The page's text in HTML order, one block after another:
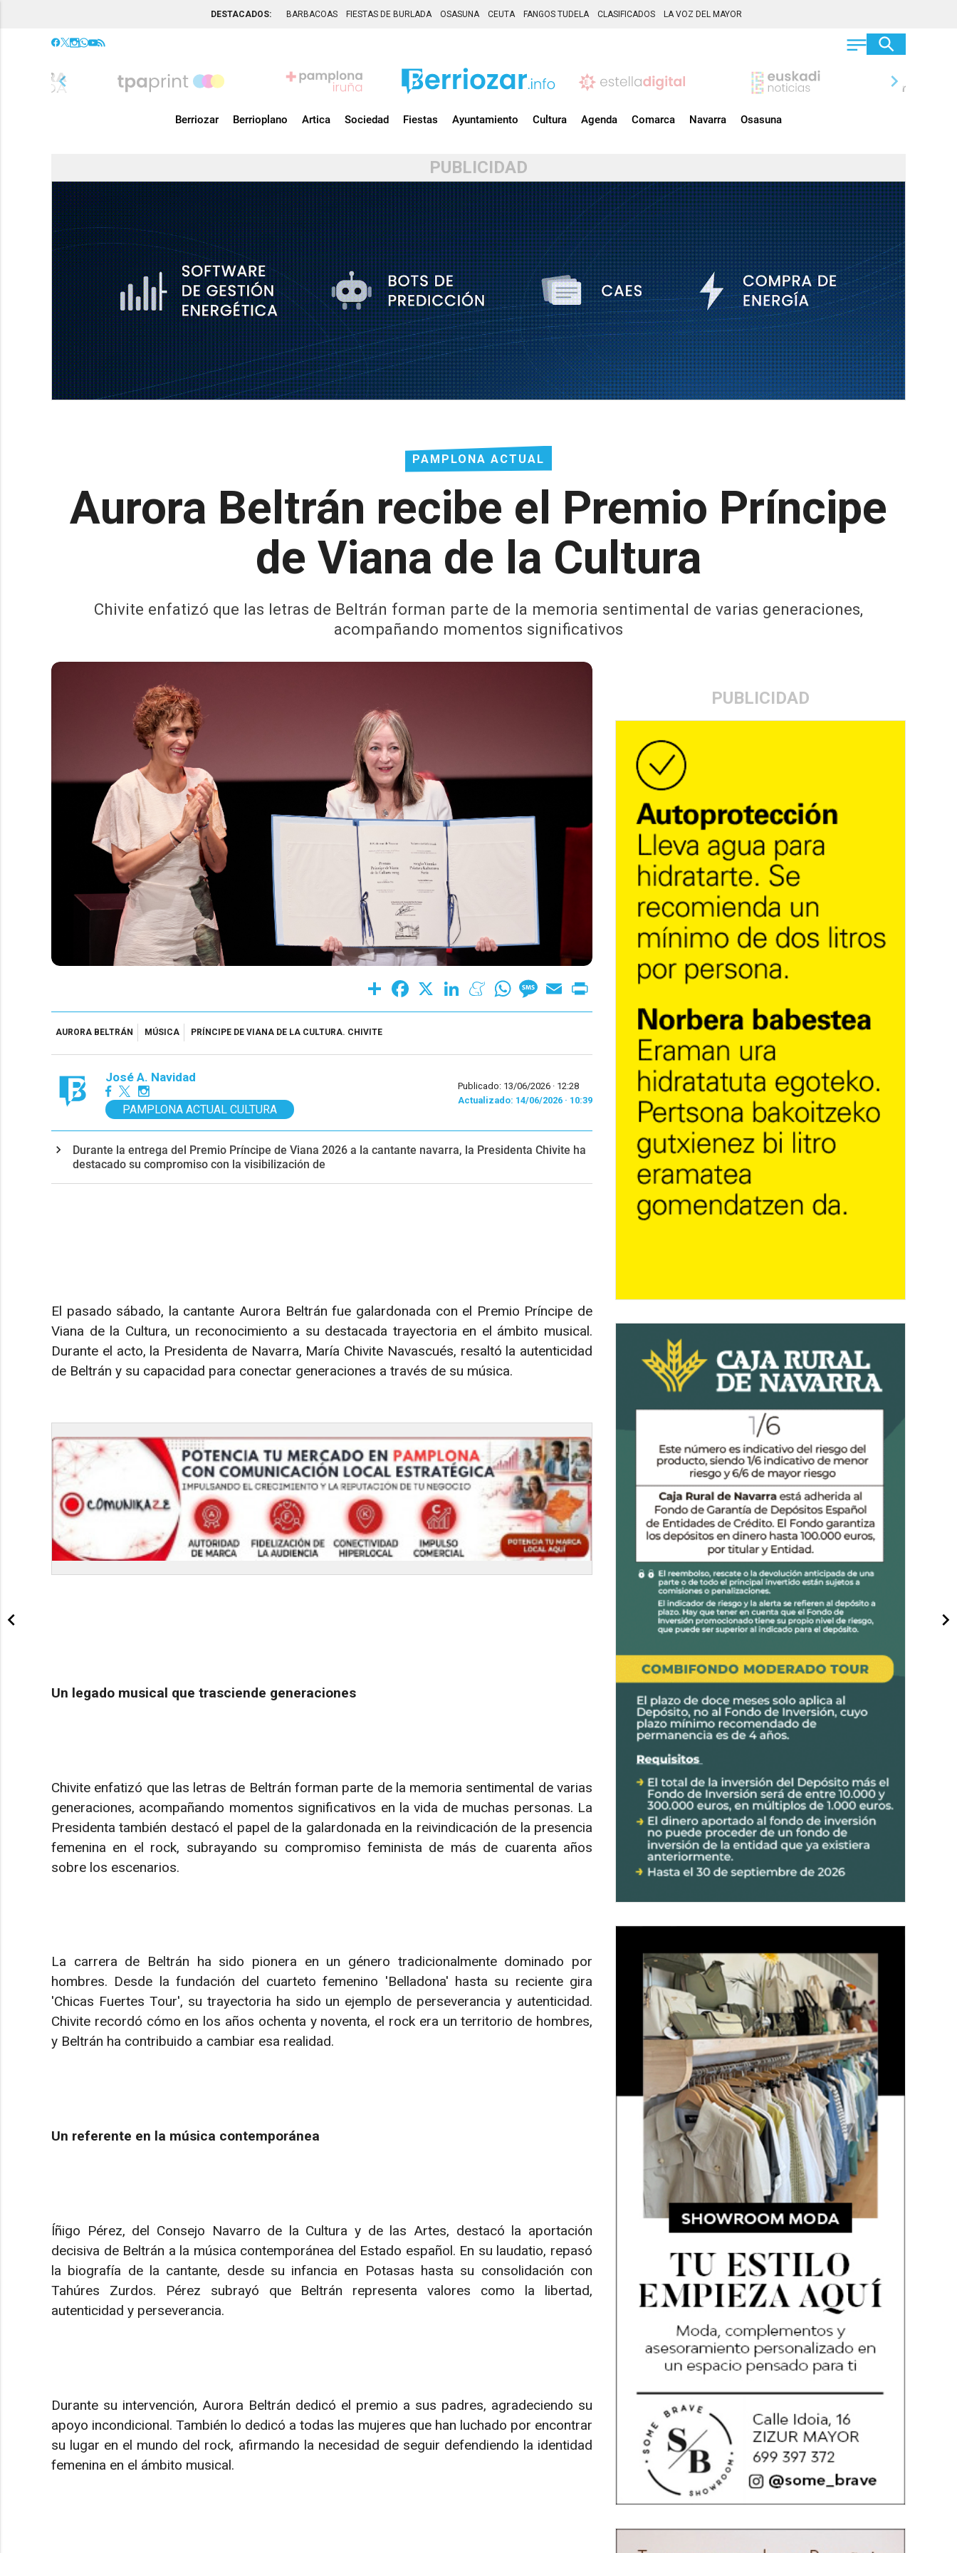
DESTACADOS: BARBACOAS FIESTAS DE BURLADA OSASUNA CEUTA FANGOS TUDELA CLASIFICADOS LA VOZ DEL MAYOR
chevron_left chevron_right
Berriozar Berrioplano Artica Sociedad Fiestas Ayuntamiento Cultura Agenda Comarca Navarra Osasuna
PUBLICIDAD
PAMPLONA ACTUAL
Aurora Beltrán recibe el Premio Príncipe
de Viana de la Cultura
Chivite enfatizó que las letras de Beltrán forman parte de la memoria sentimental de varias generaciones,
acompañando momentos significativos
PUBLICIDAD
Share Facebook LinkedInMeneameWhatsAppMessage
Email
AURORA BELTRÁN MÚSICA PRÍNCIPE DE VIANA DE LA CULTURA. CHIVITE
José A. Navidad
PAMPLONA ACTUAL CULTURA
Publicado: 13/06/2026 · 12:28
Actualizado: 14/06/2026 · 10:39
Durante la entrega del Premio Príncipe de Viana 2026 a la cantante navarra, la Presidenta Chivite ha
destacado su compromiso con la visibilización de
El pasado sábado, la cantante Aurora Beltrán fue galardonada con el Premio Príncipe de
Viana de la Cultura, un reconocimiento a su destacada trayectoria en el ámbito musical.
Durante el acto, la Presidenta de Navarra, María Chivite Navascués, resaltó la autenticidad
de Beltrán y su capacidad para conectar generaciones a través de su música.
Un legado musical que trasciende generaciones
Chivite enfatizó que las letras de Beltrán forman parte de la memoria sentimental de varias
generaciones, acompañando momentos significativos en la vida de muchas personas. La
Presidenta también destacó el papel de la galardonada en la reivindicación de la presencia
femenina en el rock, subrayando su compromiso feminista de más de cuarenta años
sobre los escenarios.
La carrera de Beltrán ha sido pionera en un género tradicionalmente dominado por
hombres. Desde la fundación del cuarteto femenino 'Belladona' hasta su reciente gira
'Chicas Fuertes Tour', su trayectoria ha sido un ejemplo de perseverancia y autenticidad.
Chivite recordó cómo en los años ochenta y noventa, el rock era un territorio de hombres,
y Beltrán ha contribuido a cambiar esa realidad.
Un referente en la música contemporánea
Íñigo Pérez, del Consejo Navarro de la Cultura y de las Artes, destacó la aportación
decisiva de Beltrán a la música contemporánea del Estado español. En su laudatio, repasó
la biografía de la cantante, desde su infancia en Potasas hasta su consolidación con
Tahúres Zurdos. Pérez subrayó que Beltrán representa valores como la libertad,
autenticidad y perseverancia.
Durante su intervención, Aurora Beltrán dedicó el premio a sus padres, agradeciendo su
apoyo incondicional. También lo dedicó a todas las mujeres que han luchado por encontrar
su lugar en el mundo del rock, afirmando la necesidad de seguir defendiendo la identidad
femenina en el ámbito musical.